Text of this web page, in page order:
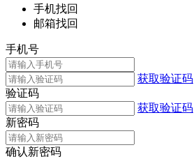
手机找回
邮箱找回
手机号
获取验证码
验证码
获取验证码
新密码
确认新密码